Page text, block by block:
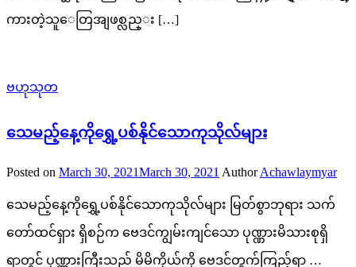
ကားတဲ့သူေတြအျဖစ္လည္း […]
ဗဟုသုတ
သေမည့်နေ့ကိုရွှေ့ပစ်နိုင်သောကုသိုလ်များ
Posted on March 30, 2021March 30, 2021 Author Achawlaymyar
သေမည့်နေ့ကိုရွှေ့ပစ်နိုင်သောကုသိုလ်များ မြတ်စွာဘုရား သက်
တော်ထင်ရှား ရှိစဉ်က ဗေဒင်ကျွမ်းကျင်သော ပုဏ္ဏားမိသားစုရှိ
ရာတွင် ပုဏ္ဏားကြီးသည် မိမိကိုယ်ကို ဗေဒင်တွက်ကြည့်ရာ …